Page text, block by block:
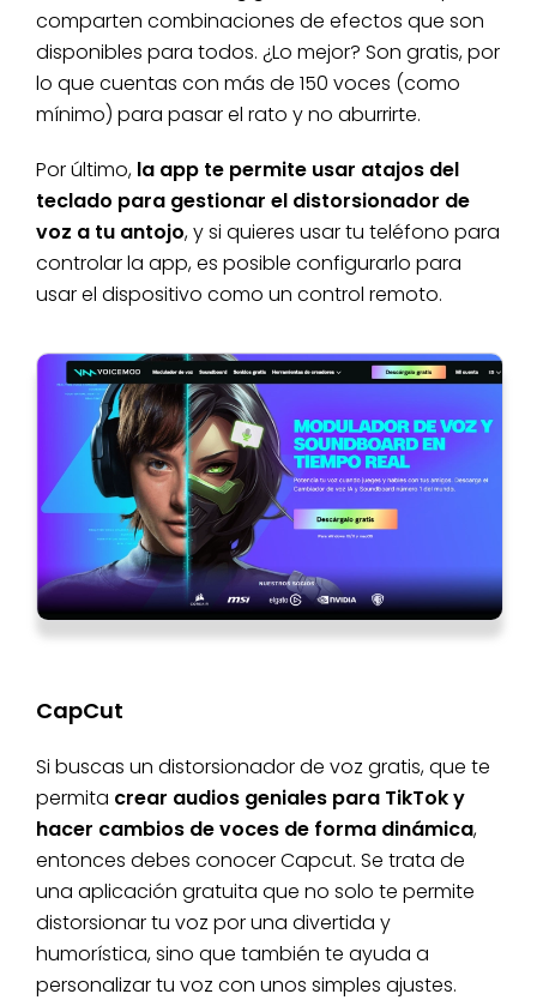
comparten combinaciones de efectos que son
disponibles para todos. ¿Lo mejor? Son gratis, por
lo que cuentas con más de 150 voces (como
mínimo) para pasar el rato y no aburrirte.
Por último, la app te permite usar atajos del
teclado para gestionar el distorsionador de
voz a tu antojo, y si quieres usar tu teléfono para
controlar la app, es posible configurarlo para
usar el dispositivo como un control remoto.
CapCut
Si buscas un distorsionador de voz gratis, que te
permita crear audios geniales para TikTok y
hacer cambios de voces de forma dinámica,
entonces debes conocer Capcut. Se trata de
una aplicación gratuita que no solo te permite
distorsionar tu voz por una divertida y
humorística, sino que también te ayuda a
personalizar tu voz con unos simples ajustes.